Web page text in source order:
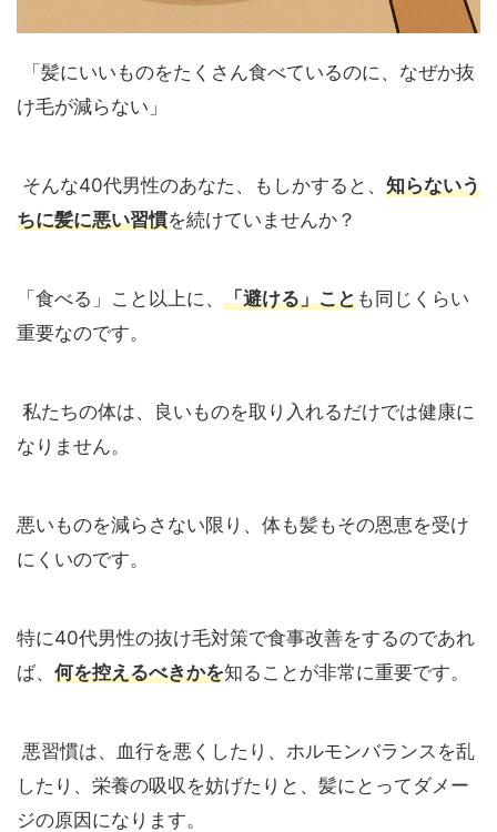
「髪にいいものをたくさん食べているのに、なぜか抜
け毛が減らない」
そんな40代男性のあなた、もしかすると、 知らないう
ちに髪に悪い習慣を続けていませんか？
「食べる」こと以上に、 「避ける」ことも同じくらい
重要なのです。
私たちの体は、良いものを取り入れるだけでは健康に
なりません。
悪いものを減らさない限り、体も髪もその恩恵を受け
にくいのです。
特に40代男性の抜け毛対策で食事改善をするのであれ
ば、 何を控えるべきかを知ることが非常に重要です。
悪習慣は、血行を悪くしたり、ホルモンバランスを乱
したり、栄養の吸収を妨げたりと、髪にとってダメー
ジの原因になります。